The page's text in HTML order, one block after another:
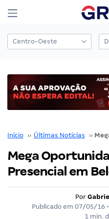
Início ›› Últimas Notícias ››
Mega
Presencial em
Por
Publicado em 07/05/16
1 min.